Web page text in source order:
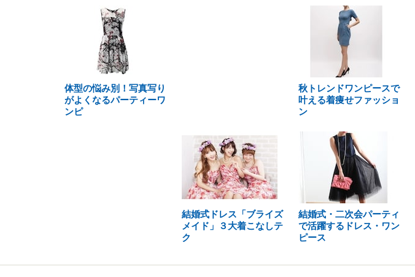
体型の悩み別！写真写り
がよくなるパーティーワ
ンピ
秋トレンドワンピースで
叶える着痩せファッショ
ン
結婚式ドレス「ブライズ
メイド」３大着こなしテ
ク
結婚式・二次会パーティ
で活躍するドレス・ワン
ピース